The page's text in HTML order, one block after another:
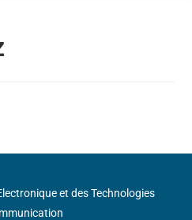
et des Technologies